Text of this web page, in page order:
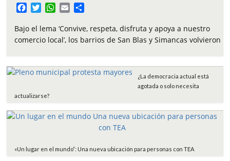
c
e
o
i
t
r
W
a
t
p
p
a
i
m
p
t
Bajo el lema ‘Convive, respeta, disfruta y apoya a nuestro
comercio local’, los barrios de San Blas y Simancas volvieron
¿La democracia actual está
agotada o solo necesita
actualizarse?
«Un lugar en el mundo”: Una nueva ubicación para personas con TEA